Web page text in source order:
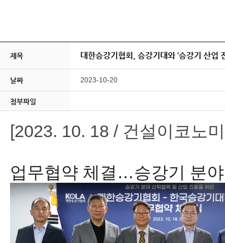
제목 대한승강기협회, 승강기대와 ‘승강기 산업
날짜 2023-10-20
첨부파일
[2023. 10. 18 / 건설이코노
업무협약 체결…승강기 분